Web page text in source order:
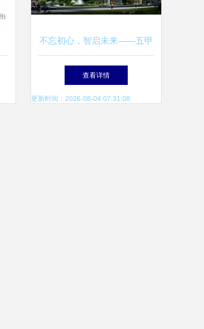
不忘初心，智启未来——五甲
万京信息科技产业园在赤峰再
启程
查看详情
更新时间：2026-08-04 07:31:08